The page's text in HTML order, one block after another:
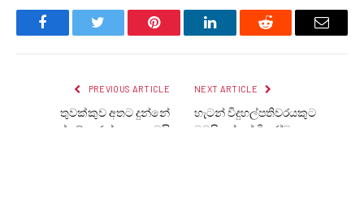
FacebookTwitter Pinterest LinkedInReddit Email
PREVIOUS ARTICLE
තුවක්කුව අතට දුන්නේ
සෙල්ලම් කරන්න නෙවෙයි
NEXT ARTICLE
හැටන් විදුහල්පතිවරයකුට
මවුපියන්ගේ විරෝධය